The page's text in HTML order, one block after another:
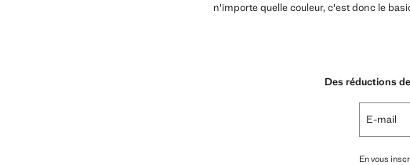
n'importe quelle couleur, c'est donc le
Des réductions
E-mail
En vous